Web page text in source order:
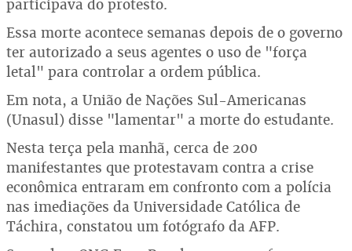
participava do protesto.
Essa morte acontece semanas depois de o governo
ter autorizado a seus agentes o uso de "força
letal" para controlar a ordem pública.
Em nota, a União de Nações Sul-Americanas
(Unasul) disse "lamentar" a morte do estudante.
Nesta terça pela manhã, cerca de 200
manifestantes que protestavam contra a crise
econômica entraram em confronto com a polícia
nas imediações da Universidade Católica de
Táchira, constatou um fotógrafo da AFP.